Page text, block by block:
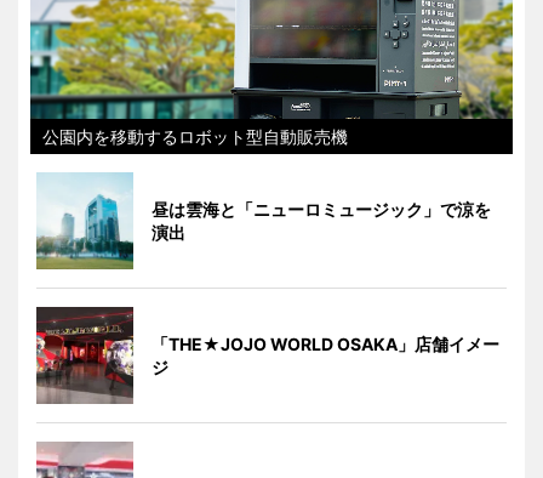
公園内を移動するロボット型自動販売機
昼は雲海と「ニューロミュージック」で涼を
演出
「THE★JOJO WORLD OSAKA」店舗イメー
ジ